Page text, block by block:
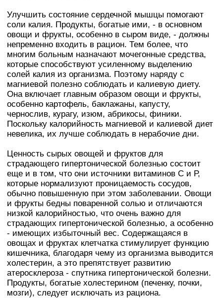
Улучшить состояние сердечной мышцы помогают
соли калия. Продукты, богатые ими, - в основном
овощи и фрукты, особенно в сыром виде, - должны
непременно входить в рацион. Тем более, что
многим больным назначают мочегонные средства,
которые способствуют усиленному выделению
солей калия из организма. Поэтому наряду с
магниевой полезно соблюдать и калиевую диету.
Она включает главным образом овощи и фрукты,
особенно картофель, баклажаны, капусту,
чернослив, курагу, изюм, абрикосы, финики.
Поскольку калорийность магниевой и калиевой диет
невелика, их лучше соблюдать в нерабочие дни.
Ценность сырых овощей и фруктов для
страдающего гипертонической болезнью состоит
еще и в том, что они источники витаминов С и Р,
которые нормализуют проницаемость сосудов,
обычно повышенную при этом заболевании. Овощи
и фрукты бедны поваренной солью и отличаются
низкой калорийностью, что очень важно для
страдающих гипертонической болезнью, а особенно
- имеющих избыточный вес. Содержащаяся в
овощах и фруктах клетчатка стимулирует функцию
кишечника, благодаря чему из организма выводится
холестерин, а это препятствует развитию
атеросклероза - спутника гипертонической болезни.
Продукты, богатые холестерином (печенку, почки,
мозги), следует исключать из рациона.